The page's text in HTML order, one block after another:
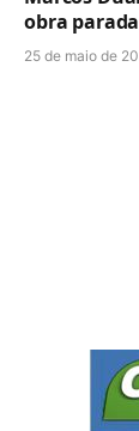
obra
25 de maio de